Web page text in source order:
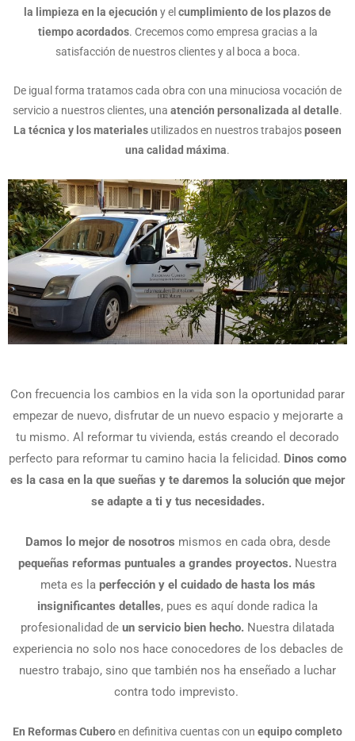
la limpieza en la ejecución y el cumplimiento de los plazos de
tiempo acordados. Crecemos como empresa gracias a la
satisfacción de nuestros clientes y al boca a boca.
De igual forma tratamos cada obra con una minuciosa vocación de
servicio a nuestros clientes, una atención personalizada al detalle.
La técnica y los materiales utilizados en nuestros trabajosposeen
una calidad máxima.
Con frecuencia los cambios en la vida son la oportunidad parar
empezar de nuevo, disfrutar de un nuevo espacio y mejorarte a
tu mismo. Al reformar tu vivienda, estás creando el decorado
perfecto para reformar tu camino hacia la felicidad. Dinos como
es la casa en la que sueñas y te daremos la solución que mejor
se adapte a ti y tus necesidades.
Damos lo mejor de nosotros mismos en cada obra, desde
pequeñas reformas puntuales a grandes proyectos. Nuestra
meta es la perfección y el cuidado de hasta los más
insignificantes detalles, pues es aquí donde radica la
profesionalidad de un servicio bien hecho. Nuestra dilatada
experiencia no solo nos hace conocedores de los debacles de
nuestro trabajo, sino que también nos ha enseñado a luchar
contra todo imprevisto.
En Reformas Cuberoen definitiva cuentas con un equipo completo